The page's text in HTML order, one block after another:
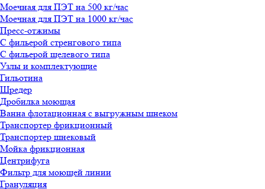
Моечная для ПЭТ на 500 кг/час
Моечная для ПЭТ на 1000 кг/час
Пресс-отжимы
С фильерой стренгового типа
С фильерой щелевого типа
Узлы и комплектующие
Гильотина
Шредер
Дробилка моющая
Ванна флотационная с выгружным шнеком
Транспортер фрикционный
Транспортер шнековый
Мойка фрикционная
Центрифуга
Фильтр для моющей линии
Грануляция